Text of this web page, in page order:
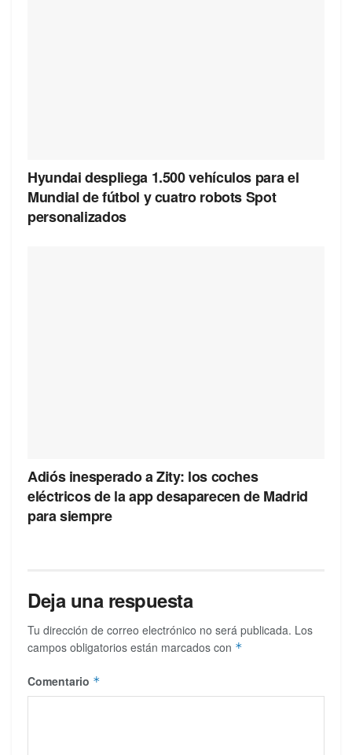
Hyundai despliega 1.500 vehículos para el
Mundial de fútbol y cuatro robots Spot
personalizados
Adiós inesperado a Zity: los coches
eléctricos de la app desaparecen de Madrid
para siempre
Deja una respuesta
Tu dirección de correo electrónico no será publicada. Los
campos obligatorios están marcados con *
Comentario *